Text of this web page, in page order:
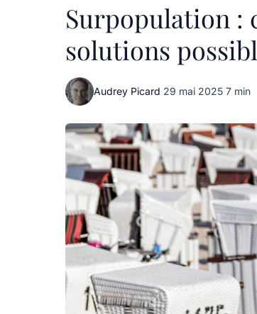
Surpopulation :
solutions
Audrey Picard·29 mai 2025·7 min